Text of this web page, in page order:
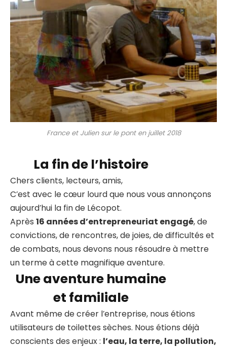
France et Julien sur le pont en juillet 2018
La fin de l’histoire
Chers clients, lecteurs, amis,
C’est avec le cœur lourd que nous vous annonçons
aujourd’hui la fin de Lécopot.
Après 16 années d’entrepreneuriat engagé, de
convictions, de rencontres, de joies, de difficultés et
de combats, nous devons nous résoudre à mettre
un terme à cette magnifique aventure.
Une aventure humaine
et familiale
Avant même de créer l’entreprise, nous étions
utilisateurs de toilettes sèches. Nous étions déjà
conscients des enjeux : l’eau, la terre, la pollution,